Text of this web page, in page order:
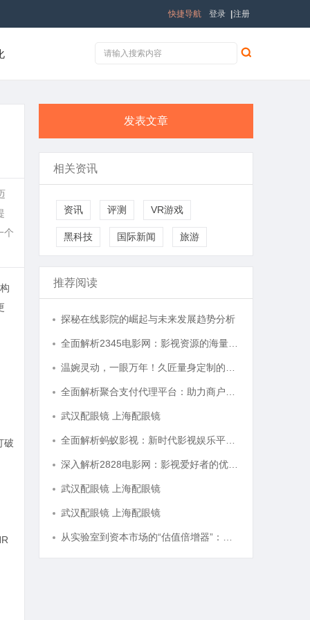
登录 注册
快捷导航
个
破
发表文章
相关资讯
资讯 评测 VR游戏
黑科技 国际新闻 旅游
推荐阅读
探秘在线影院的崛起与未来发展趋势分析
武汉配眼镜 上海配眼镜
武汉配眼镜 上海配眼镜
武汉配眼镜 上海配眼镜